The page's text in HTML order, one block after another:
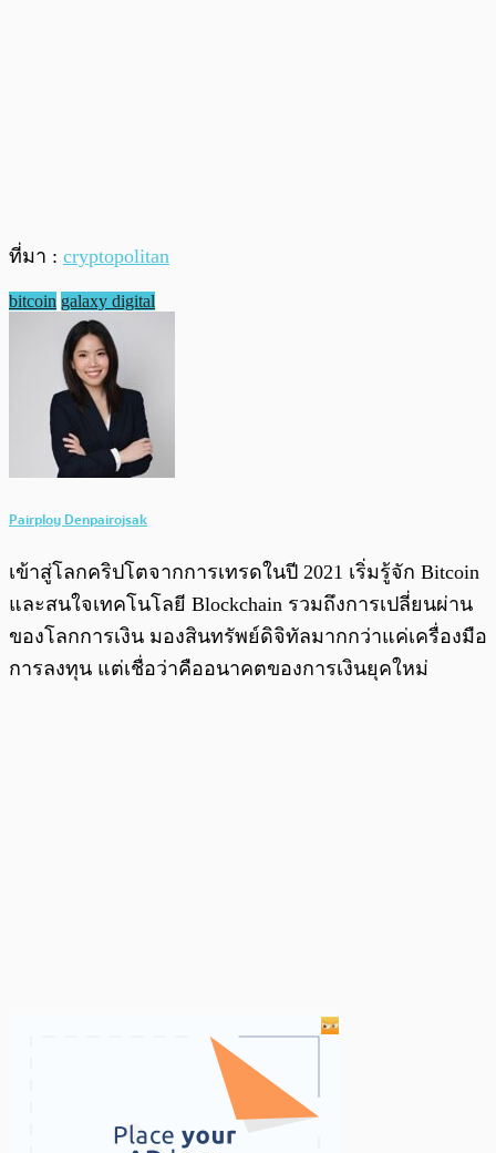
ที่มา : cryptopolitan
bitcoin galaxy digital
Pairploy Denpairojsak
เข้าสู่โลกคริปโตจากการเทรดในปี 2021 เริ่มรู้จัก Bitcoin
และสนใจเทคโนโลยี Blockchain รวมถึงการเปลี่ยนผ่าน
ของโลกการเงิน มองสินทรัพย์ดิจิทัลมากกว่าแค่เครื่องมือ
การลงทุน แต่เชื่อว่าคืออนาคตของการเงินยุคใหม่